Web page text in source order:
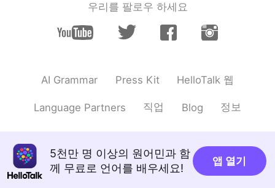
@Ꮓꭴꭼ زويyes! 60kg
Ryan 2020.10.03 08:40
please don't hit me!
2020.10.03 08:36
JP EN
Hana 2020.10.03 08:35
우리를 팔로우 하세요
AI Grammar Press Kit HelloTalk 웹
Language Partners 직업 Blog 정보
5천만 명 이상의 원어민과 함
께 무료로 언어를 배우세요!
앱 열기